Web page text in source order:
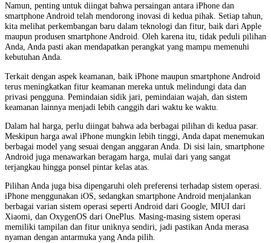
Namun, penting untuk diingat bahwa persaingan antara iPhone dan
smartphone Android telah mendorong inovasi di kedua pihak. Setiap tahun,
kita melihat perkembangan baru dalam teknologi dan fitur, baik dari Apple
maupun produsen smartphone Android. Oleh karena itu, tidak peduli pilihan
Anda, Anda pasti akan mendapatkan perangkat yang mampu memenuhi
kebutuhan Anda.
Terkait dengan aspek keamanan, baik iPhone maupun smartphone Android
terus meningkatkan fitur keamanan mereka untuk melindungi data dan
privasi pengguna. Pemindaian sidik jari, pemindaian wajah, dan sistem
keamanan lainnya menjadi lebih canggih dari waktu ke waktu.
Dalam hal harga, perlu diingat bahwa ada berbagai pilihan di kedua pasar.
Meskipun harga awal iPhone mungkin lebih tinggi, Anda dapat menemukan
berbagai model yang sesuai dengan anggaran Anda. Di sisi lain, smartphone
Android juga menawarkan beragam harga, mulai dari yang sangat
terjangkau hingga ponsel pintar kelas atas.
Pilihan Anda juga bisa dipengaruhi oleh preferensi terhadap sistem operasi.
iPhone menggunakan iOS, sedangkan smartphone Android menjalankan
berbagai varian sistem operasi seperti Android dari Google, MIUI dari
Xiaomi, dan OxygenOS dari OnePlus. Masing-masing sistem operasi
memiliki tampilan dan fitur uniknya sendiri, jadi pastikan Anda merasa
nyaman dengan antarmuka yang Anda pilih.